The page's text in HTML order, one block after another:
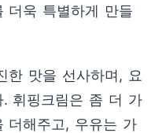
더욱 특별하게 만들
한 맛을 선사하며, 요
휘핑크림은 좀 더 가
더해주고, 우유는 가